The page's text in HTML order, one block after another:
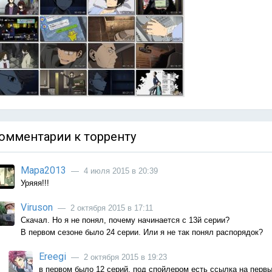
к торренту
Мара2013
— 4 июля 2015 в 20:39
Уряяя!!!
Viruson — 2 октября 2015 в 17:11
Скачал. Но я не понял, почему начинается с 13й серии?
В первом сезоне было 24 серии. Или я не так понял распорядок?
Ereegi — 2 октября 2015 в 19:23
в первом было 12 серий, под спойлером есть ссылка на